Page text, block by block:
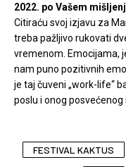
2022. po Vašem
Citiraću svoj izjavu za
treba pažljivo rukovati
vremenom. Emocijama,
nam puno pozitivnih
je taj čuveni „work-life“
poslu i onog posvećenog
FESTIVAL KAKTUS